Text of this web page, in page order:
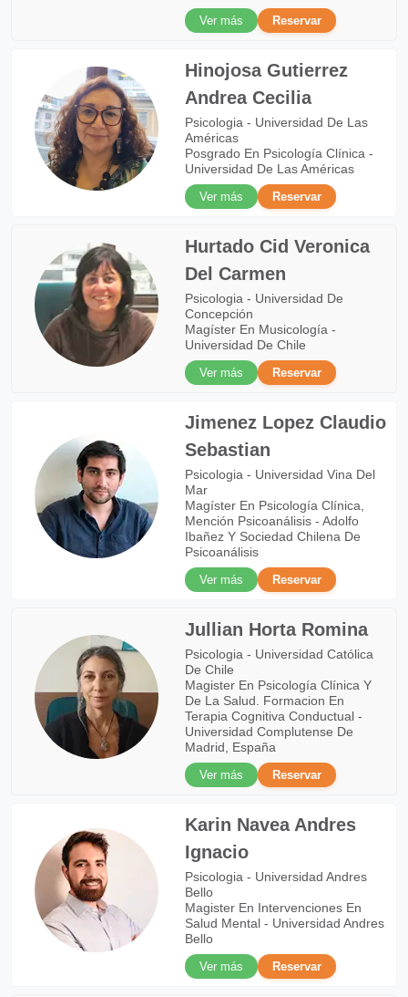
Ver más
Reservar
Hinojosa Gutierrez
Andrea Cecilia
Psicologia - Universidad De Las
Américas
Posgrado En Psicología Clínica -
Universidad De Las Américas
Ver más
Reservar
Hurtado Cid Veronica
Del Carmen
Psicologia - Universidad De
Concepción
Magíster En Musicología -
Universidad De Chile
Ver más
Reservar
Jimenez Lopez Claudio
Sebastian
Psicologia - Universidad Vina Del
Mar
Magíster En Psicología Clínica,
Mención Psicoanálisis - Adolfo
Ibañez Y Sociedad Chilena De
Psicoanálisis
Ver más
Reservar
Jullian Horta Romina
Psicologia - Universidad Católica
De Chile
Magister En Psicología Clínica Y
De La Salud. Formacion En
Terapia Cognitiva Conductual -
Universidad Complutense De
Madrid, España
Ver más
Reservar
Karin Navea Andres
Ignacio
Psicologia - Universidad Andres
Bello
Magister En Intervenciones En
Salud Mental - Universidad Andres
Bello
Ver más
Reservar